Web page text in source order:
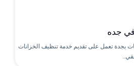
جده
بجدة تعمل على تقديم خدمة تنظيف الخزانات